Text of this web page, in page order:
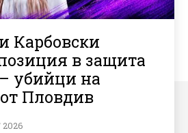
Карбовски
в защита
убийци на
Пловдив